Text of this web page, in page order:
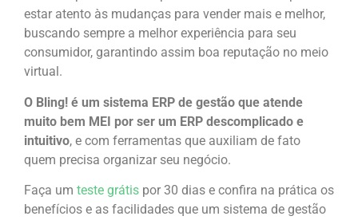
estar atento às mudanças para vender mais e melhor,
buscando sempre a melhor experiência para seu
consumidor, garantindo assim boa reputação no meio
virtual.
O Bling! é um sistema ERP de gestão que atende
muito bem MEI por ser um ERP descomplicado e
intuitivo, e com ferramentas que auxiliam de fato
quem precisa organizar seu negócio.
Faça um teste grátis por 30 dias e confira na prática os
benefícios e as facilidades que um sistema de gestão